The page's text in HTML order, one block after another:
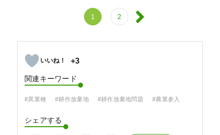
1 2
+3
関連キーワード
#異業種 #耕作放棄地 #耕作放棄地問題 #農業参入
シェアする